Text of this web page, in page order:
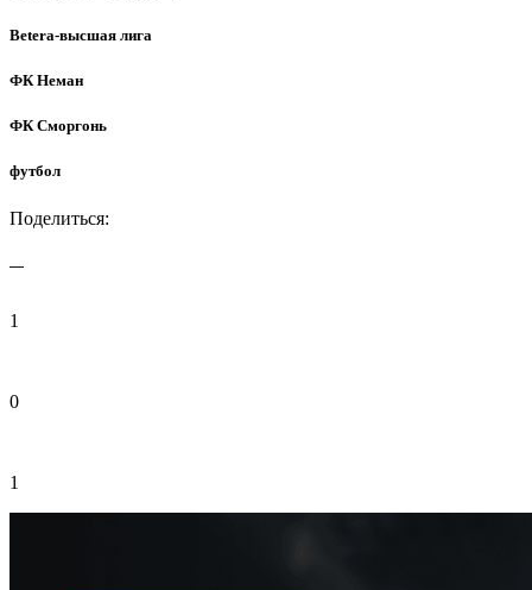
Betera-высшая лига
ФК Неман
ФК Сморгонь
футбол
Поделиться:
1
0
1